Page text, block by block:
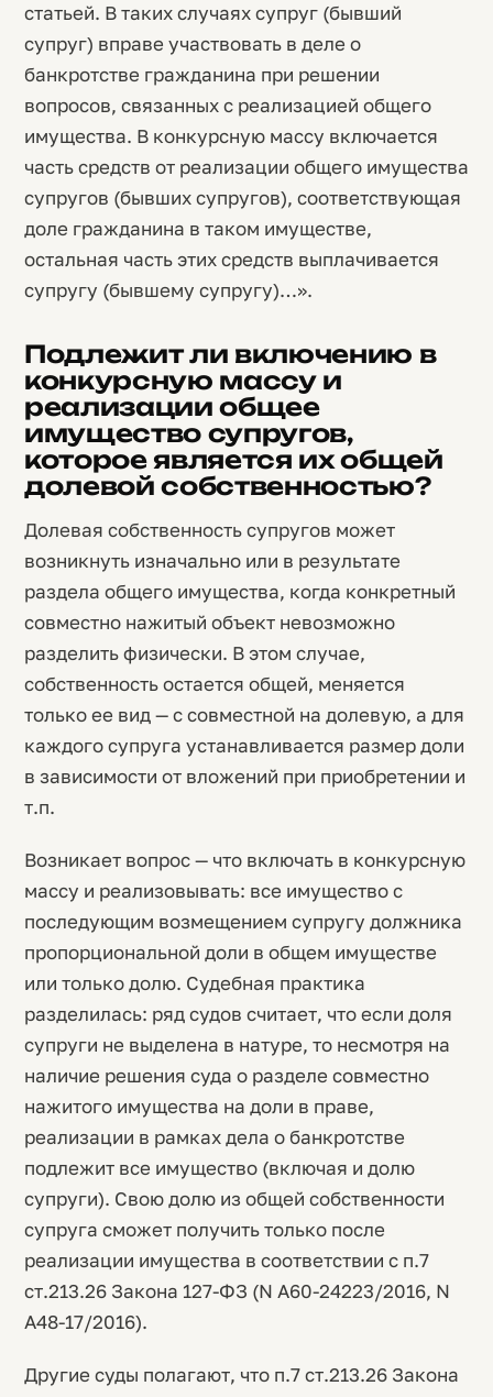
статьей. В таких случаях супруг (бывший
супруг) вправе участвовать в деле о
банкротстве гражданина при решении
вопросов, связанных с реализацией общего
имущества. В конкурсную массу включается
часть средств от реализации общего имущества
супругов (бывших супругов), соответствующая
доле гражданина в таком имуществе,
остальная часть этих средств выплачивается
супругу (бывшему супругу)…».
Подлежит ли включению в
конкурсную массу и
реализации общее
имущество супругов,
которое является их общей
долевой собственностью?
Долевая собственность супругов может
возникнуть изначально или в результате
раздела общего имущества, когда конкретный
совместно нажитый объект невозможно
разделить физически. В этом случае,
собственность остается общей, меняется
только ее вид — с совместной на долевую, а для
каждого супруга устанавливается размер доли
в зависимости от вложений при приобретении и
т.п.
Возникает вопрос — что включать в конкурсную
массу и реализовывать: все имущество с
последующим возмещением супругу должника
пропорциональной доли в общем имуществе
или только долю. Судебная практика
разделилась: ряд судов считает, что если доля
супруги не выделена в натуре, то несмотря на
наличие решения суда о разделе совместно
нажитого имущества на доли в праве,
реализации в рамках дела о банкротстве
подлежит все имущество (включая и долю
супруги). Свою долю из общей собственности
супруга сможет получить только после
реализации имущества в соответствии с п.7
ст.213.26 Закона 127-ФЗ (N А60-24223/2016, N
А48-17/2016).
Другие суды полагают, что п.7 ст.213.26 Закона